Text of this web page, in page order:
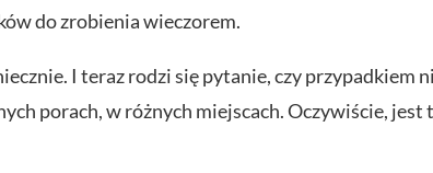
do zrobienia wieczorem.
I teraz rodzi się pytanie, czy przypadkiem
porach, w różnych miejscach. Oczywiście,